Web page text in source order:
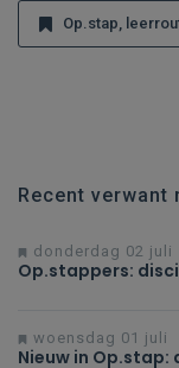
Op.stap,
Recent verwant
donderdag 02 juli
Op.stappers:
woensdag 01 juli
Nieuw in